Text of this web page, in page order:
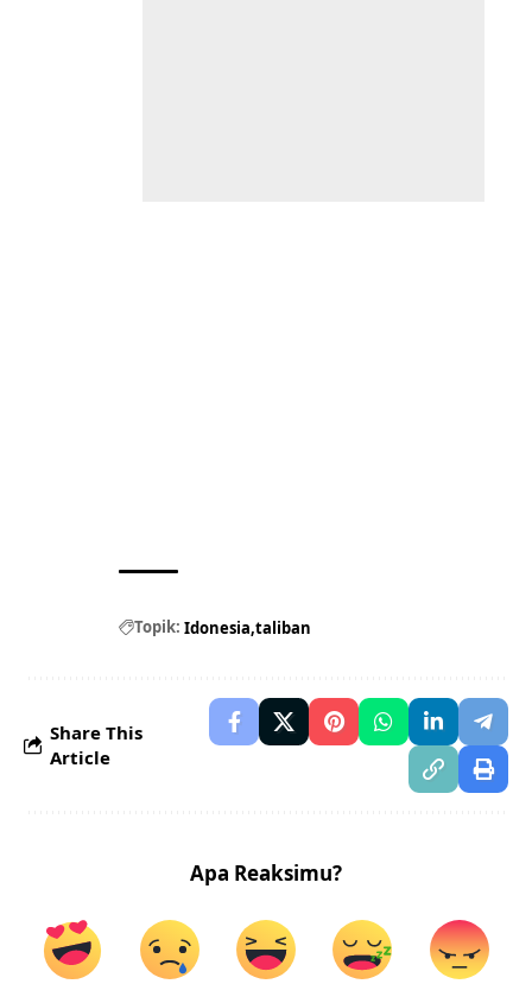
Topik: Idonesia taliban
Share This
Article
Apa Reaksimu?